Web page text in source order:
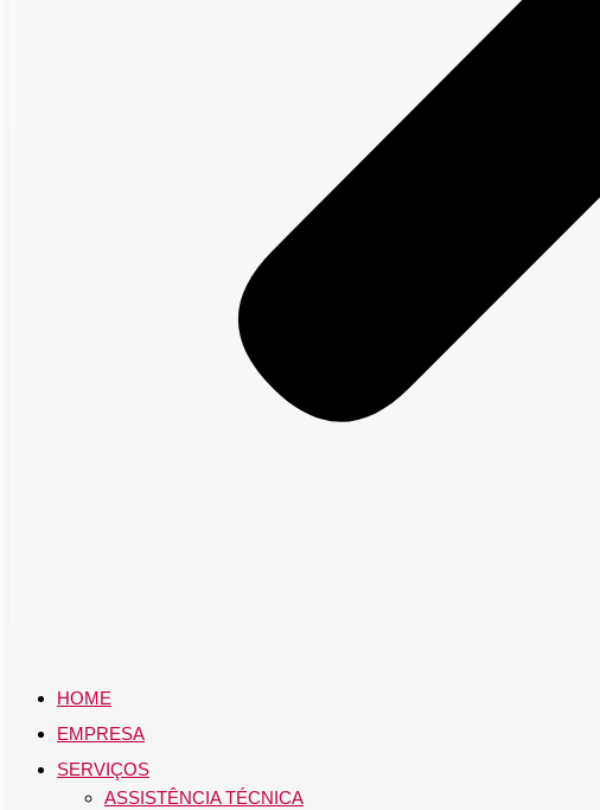
HOME
EMPRESA
SERVIÇOS
ASSISTÊNCIA TÉCNICA